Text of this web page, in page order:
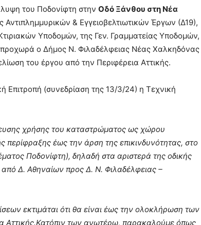
του Ποδονίφτη στην Οδό Ξάνθου στη Νέα
& Εγγειοβελτιωτικών Έργων (Δ19),
Υποδομών, της Γεν. Γραμματείας Υποδομών,
ο Δήμος Ν. Φιλαδέλφειας Νέας Χαλκηδόνας
του έργου από την Περιφέρεια Αττικής.
Επιτροπή (συνεδρίαση της 13/3/24) η Τεχνική
χρήσης του καταστρώματος ως χώρου
έως την άρση της επικινδυνότητας, στο
Ποδονίφτη), δηλαδή στα αριστερά της οδικής
Δ. Αθηναίων προς Δ. Ν. Φιλαδέλφειας –
εκτιμάται ότι θα είναι έως την ολοκλήρωση των
Αττικής.Κατόπιν των ανωτέρω, παρακαλούμε όπως